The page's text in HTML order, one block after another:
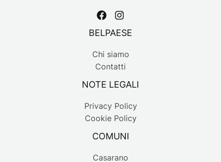
BELPAESE
Chi siamo
Contatti
NOTE LEGALI
Privacy Policy
Cookie Policy
COMUNI
Casarano